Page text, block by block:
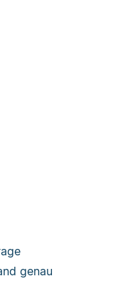
genau